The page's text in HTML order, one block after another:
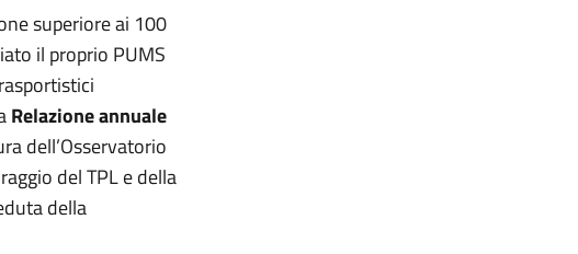
superiore ai 100
il proprio PUMS
Relazione annuale
dell’Osservatorio
del TPL e della
della